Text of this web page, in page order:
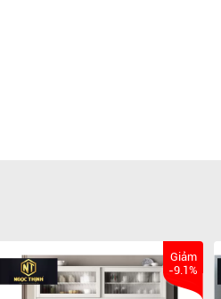
Giảm
-9.1%